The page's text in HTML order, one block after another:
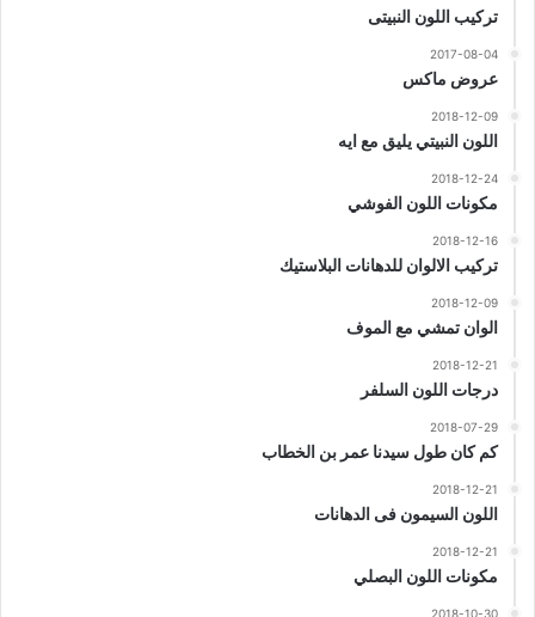
تركيب اللون النبيتى
2017-08-04
عروض ماكس
2018-12-09
اللون النبيتي يليق مع ايه
2018-12-24
مكونات اللون الفوشي
2018-12-16
تركيب الالوان للدهانات البلاستيك
2018-12-09
الوان تمشي مع الموف
2018-12-21
درجات اللون السلفر
2018-07-29
كم كان طول سيدنا عمر بن الخطاب
2018-12-21
اللون السيمون فى الدهانات
2018-12-21
مكونات اللون البصلي
2018-10-30